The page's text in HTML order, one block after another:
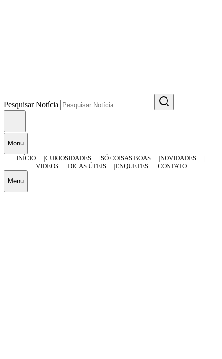
Pesquisar Notícia
Menu
INÍCIO
CURIOSIDADES SÓ COISAS BOAS
NOVIDADES
VIDEOS
DICAS ÚTEIS ENQUETES CONTATO
Menu